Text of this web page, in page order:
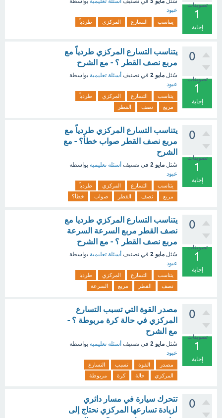
تصويتات
1
إجابة
عبود
يتناسب التسارع المركزي طردياً
0
تصويتات
1
إجابة
يتناسب التسارع المركزي طردياً مع
مربع نصف القطر ؟ - مع الشرح
سُئل مايو 2 في تصنيف أسئلة تعليمية بواسطة
عبود
يتناسب التسارع المركزي
طردياً
مربع
نصف القطر
0
تصويتات
1
إجابة
يتناسب التسارع المركزي طردياً مع
مربع نصف القطر صواب خطأ؟ - مع
الشرح
سُئل مايو 2 في تصنيف أسئلة تعليمية بواسطة
عبود
يتناسب التسارع المركزي
طردياً
مربع
نصف القطر صواب خطأ؟
0
تصويتات
1
إجابة
يتناسب التسارع المركزي طرديا مع
نصف القطر مربع السرعة السرعة
مربع نصف القطر ؟ - مع الشرح
سُئل مايو 2 في تصنيف أسئلة تعليمية بواسطة
عبود
يتناسب التسارع المركزي
طرديا
نصف
القطر مربع السرعة
0
تصويتات
1
إجابة
مصدر القوة التي تسبب التسارع
المركزي في حالة كرة مربوطة ؟ -
مع الشرح
سُئل مايو 2 في تصنيف أسئلة تعليمية بواسطة
عبود
مصدر القوة تسبب
التسارع
المركزي
حالة كرة مربوطة
0
تتحرك سيارة في مسار دائري
لزيادة تسارعها المركزي نحتاج إلى